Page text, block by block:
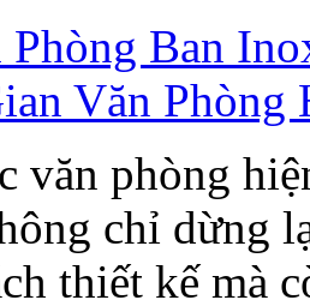
Phòng Ban
Văn Phòng
văn phòng
chỉ dừng
thiết kế mà